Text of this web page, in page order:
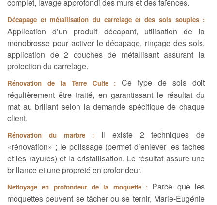
complet, lavage approfondi des murs et des faïences.
Décapage et métallisation du carrelage et des sols souples :
Application d’un produit décapant, utilisation de la
monobrosse pour activer le décapage, rinçage des sols,
application de 2 couches de métallisant assurant la
protection du carrelage.
Rénovation de la Terre Cuite :Ce type de sols doit
régulièrement être traité, en garantissant le résultat du
mat au brillant selon la demande spécifique de chaque
client.
Rénovation du marbre : Il existe 2 techniques de
«rénovation» ; le polissage (permet d’enlever les taches
et les rayures) et la cristallisation. Le résultat assure une
brillance et une propreté en profondeur.
Nettoyage en profondeur de la moquette : Parce que les
moquettes peuvent se tâcher ou se ternir, Marie-Eugénie